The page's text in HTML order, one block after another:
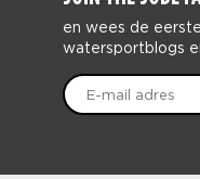
en wees de
watersportblogs